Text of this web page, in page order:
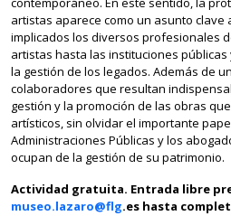
artistas aparece como un asunto
implicados los diversos profesionales
artistas hasta las instituciones
la gestión de los legados. Además de
colaboradores que resultan
gestión y la promoción de las obras
artísticos, sin olvidar el importante
Administraciones Públicas y los
ocupan de la gestión de su patrimonio.
Actividad gratuita. Entrada libre
museo.lazaro@flg.es hasta